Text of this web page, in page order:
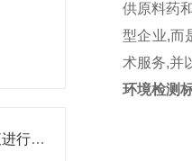
如何利用浊度标准比色液进行水体生态系统的研究？
供原料药
型企业,而
术服务,并
环境检测